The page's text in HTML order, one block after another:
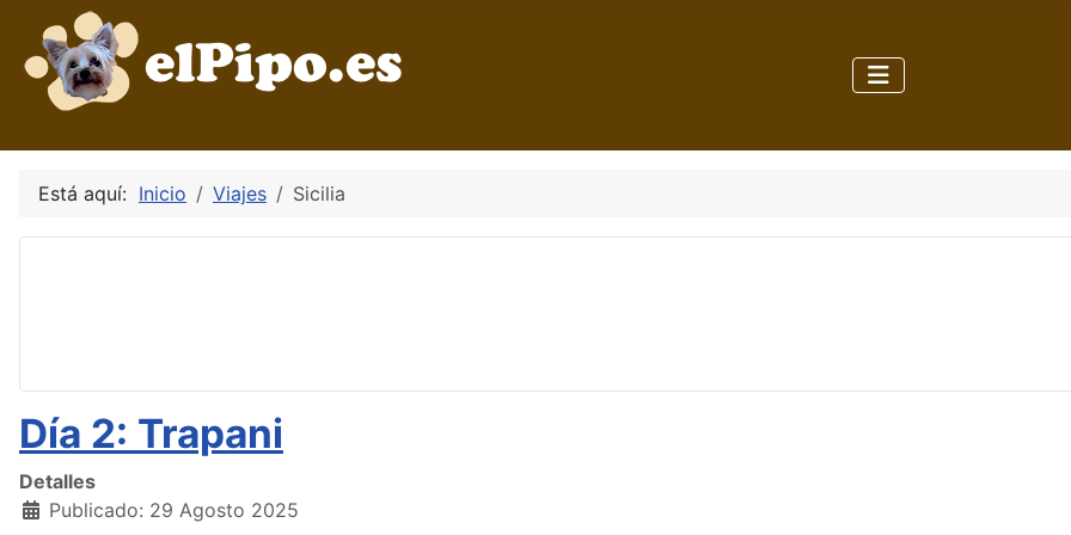
Está aquí: Inicio Viajes Sicilia
Día 2: Trapani
Detalles
Publicado: 29 Agosto 2025